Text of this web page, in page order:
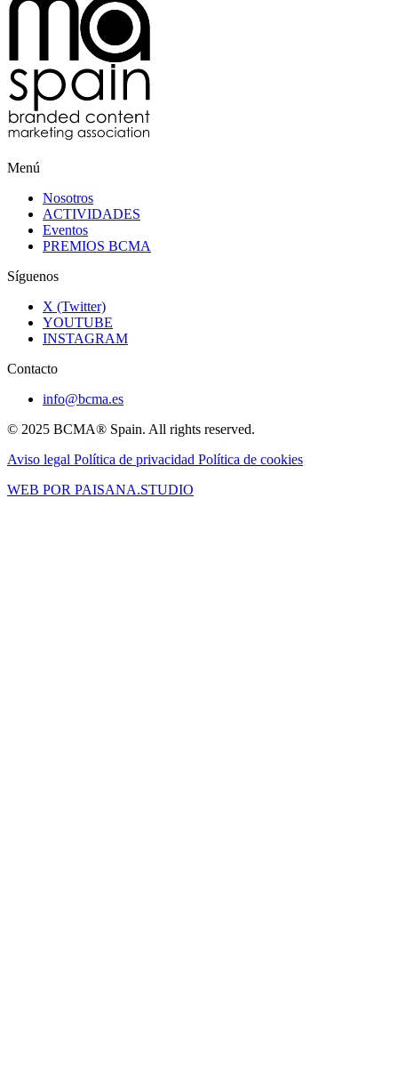
Menú
Nosotros
ACTIVIDADES
Eventos
PREMIOS BCMA
Síguenos
X (Twitter)
YOUTUBE
INSTAGRAM
Contacto
info@bcma.es
© 2025 BCMA® Spain. All rights reserved.
Aviso legal Política de privacidad Política de cookies
WEB POR PAISANA.STUDIO